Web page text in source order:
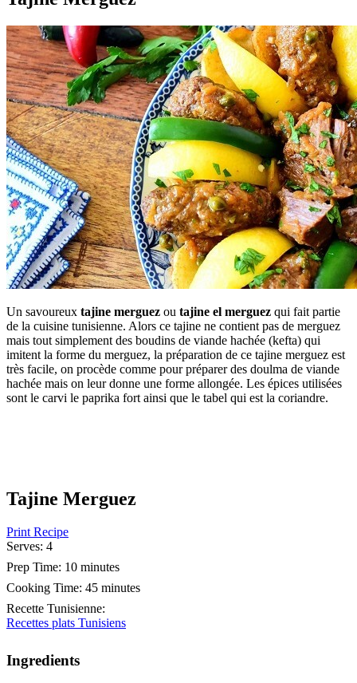
Un savoureux tajine merguez ou tajine el merguez qui fait partie
de la cuisine tunisienne. Alors ce tajine ne contient pas de merguez
mais tout simplement des boudins de viande hachée (kefta) qui
imitent la forme du merguez, la préparation de ce tajine merguez est
très facile, on procède comme pour préparer des doulma de viande
hachée mais on leur donne une forme allongée. Les épices utilisées
sont le carvi le paprika fort ainsi que le tabel qui est la coriandre.
Tajine Merguez
Print Recipe
Serves: 4
Prep Time: 10 minutes
Cooking Time: 45 minutes
Recette Tunisienne:
Recettes plats Tunisiens
Ingredients